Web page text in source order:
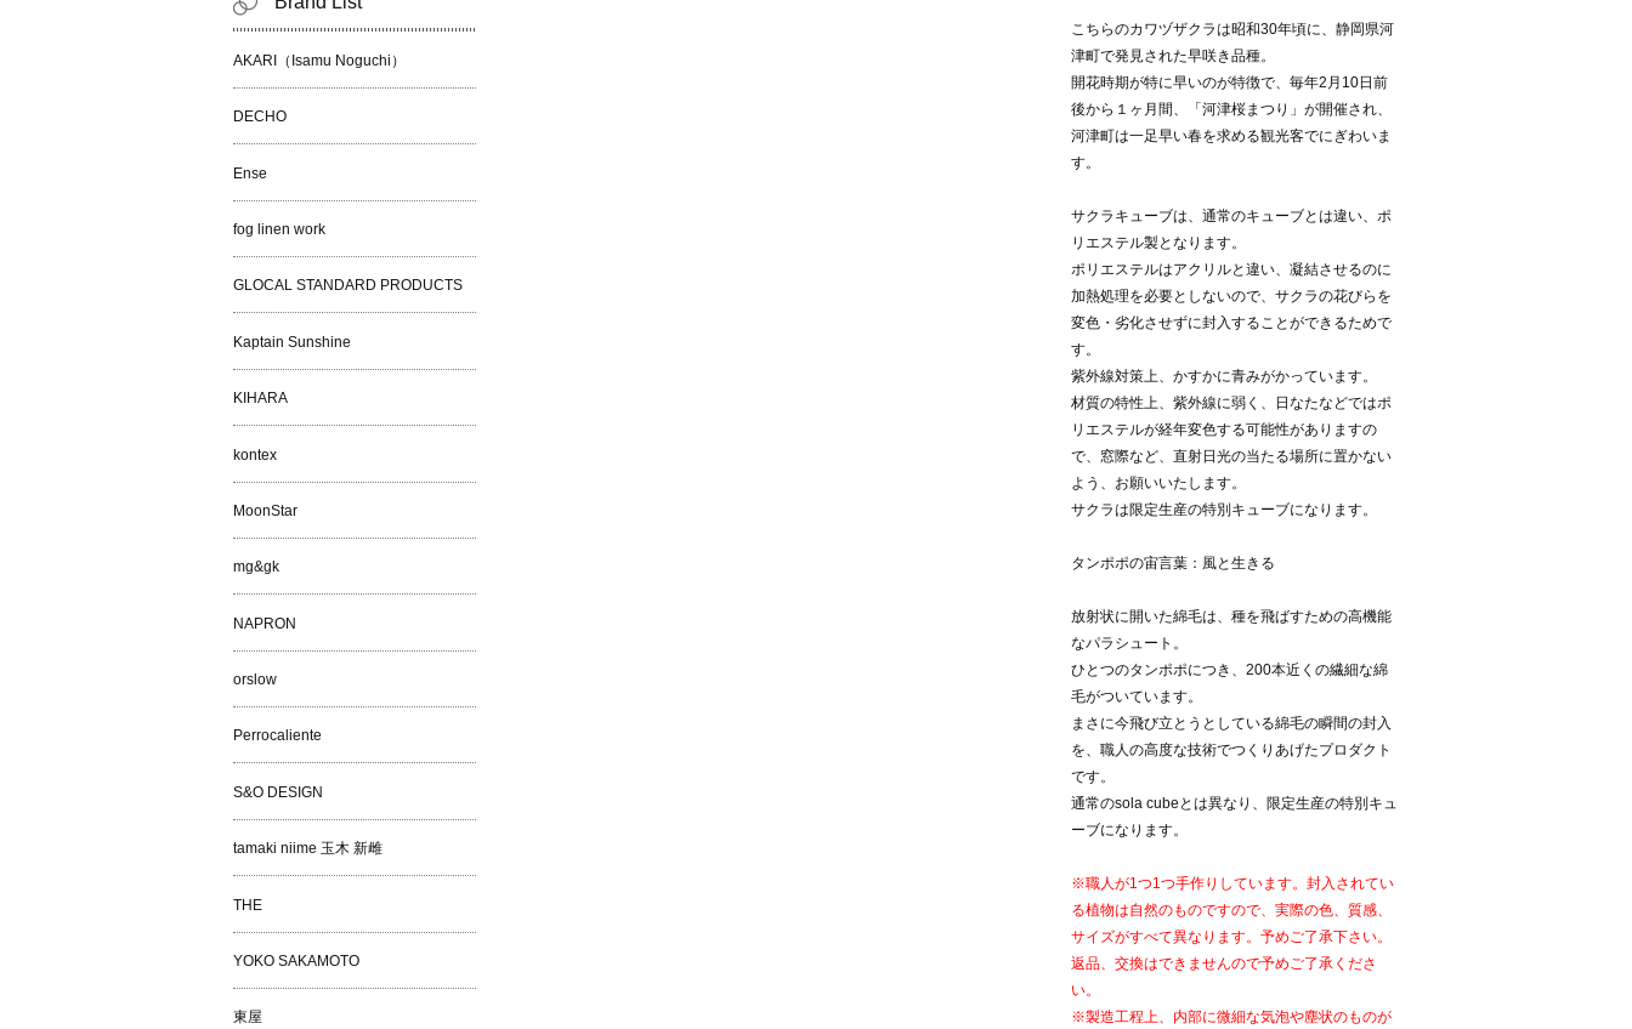
こちらのカワヅザクラは昭和30年頃に、静岡県河
津町で発見された早咲き品種。
開花時期が特に早いのが特徴で、毎年2月10日前
後から１ヶ月間、「河津桜まつり」が開催され、
河津町は一足早い春を求める観光客でにぎわいま
す。
サクラキューブは、通常のキューブとは違い、ポ
リエステル製となります。
ポリエステルはアクリルと違い、凝結させるのに
加熱処理を必要としないので、サクラの花びらを
変色・劣化させずに封入することができるためで
す。
紫外線対策上、かすかに青みがかっています。
材質の特性上、紫外線に弱く、日なたなどではポ
リエステルが経年変色する可能性がありますの
で、窓際など、直射日光の当たる場所に置かない
よう、お願いいたします。
サクラは限定生産の特別キューブになります。
タンポポの宙言葉：風と生きる
放射状に開いた綿毛は、種を飛ばすための高機能
なパラシュート。
ひとつのタンポポにつき、200本近くの繊細な綿
毛がついています。
まさに今飛び立とうとしている綿毛の瞬間の封入
を、職人の高度な技術でつくりあげたプロダクト
です。
通常のsola cubeとは異なり、限定生産の特別キュ
ーブになります。
※職人が1つ1つ手作りしています。封入されてい
る植物は自然のものですので、実際の色、質感、
サイズがすべて異なります。予めご了承下さい。
返品、交換はできませんので予めご了承くださ
い。
※製造工程上、内部に微細な気泡や塵状のものが
AKARI（Isamu Noguchi）
DECHO
Ense
fog linen work
GLOCAL STANDARD PRODUCTS
Kaptain Sunshine
KIHARA
kontex
MoonStar
mg&gk
NAPRON
orslow
Perrocaliente
S&O DESIGN
tamaki niime 玉木 新雌
THE
YOKO SAKAMOTO
東屋